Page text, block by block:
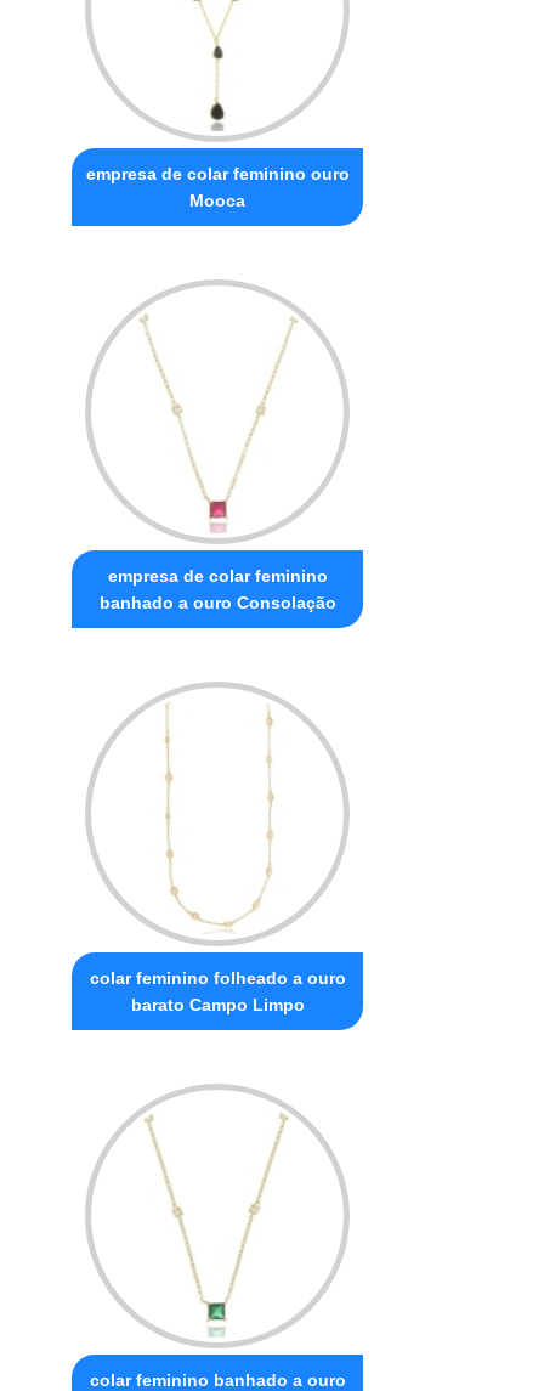
empresa de colar feminino ouro
Mooca
empresa de colar feminino
banhado a ouro Consolação
colar feminino folheado a ouro
barato Campo Limpo
colar feminino banhado a ouro